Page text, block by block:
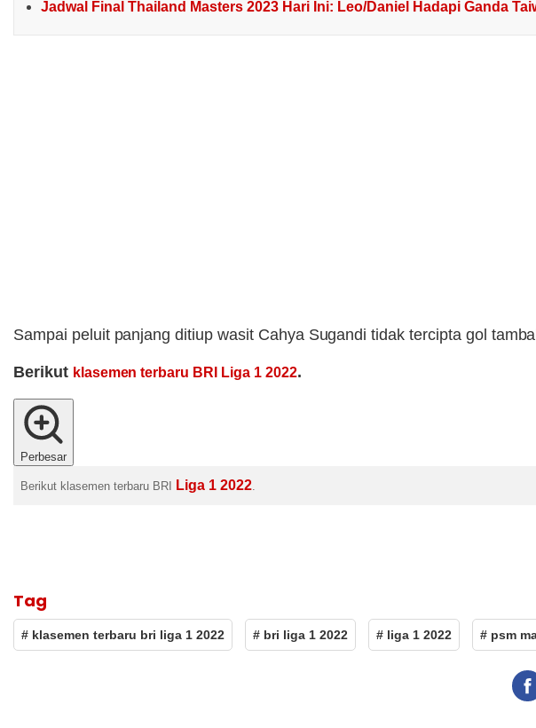
Jadwal Final Thailand Masters 2023 Hari Ini: Leo/Daniel Hadapi Ganda
Sampai peluit panjang ditiup wasit Cahya Sugandi tidak tercipta gol
Berikut klasemen terbaru BRI Liga 1 2022.
Perbesar
Berikut klasemen terbaru BRI Liga 1 2022
Tag
# klasemen terbaru bri liga 1 2022 # bri liga 1 2022 # liga 1 2022 # psm